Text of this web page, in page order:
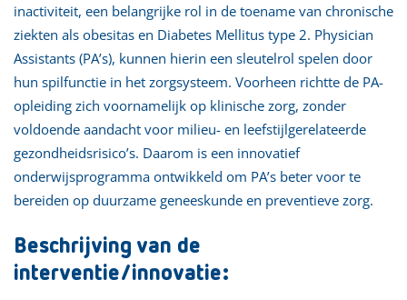
inactiviteit, een belangrijke rol in de toename van chronische
ziekten als obesitas en Diabetes Mellitus type 2. Physician
Assistants (PA’s), kunnen hierin een sleutelrol spelen door
hun spilfunctie in het zorgsysteem. Voorheen richtte de PA-
opleiding zich voornamelijk op klinische zorg, zonder
voldoende aandacht voor milieu- en leefstijlgerelateerde
gezondheidsrisico’s. Daarom is een innovatief
onderwijsprogramma ontwikkeld om PA’s beter voor te
bereiden op duurzame geneeskunde en preventieve zorg.
Beschrijving van de
interventie/innovatie: